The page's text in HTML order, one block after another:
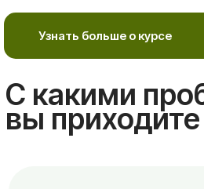
Много стресса,
тревоги, усталости